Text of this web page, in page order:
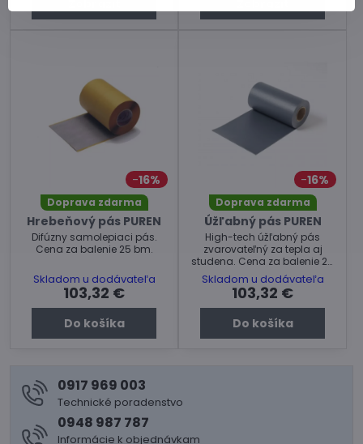
16%
Doprava zdarma
Hrebeňový pás PUREN
Difúzny samolepiaci pás.
Cena za balenie 25 bm.
Skladom u dodávateľa
103,32 €
Do košíka
16%
Doprava zdarma
Úžľabný pás PUREN
High-tech úžľabný pás
zvarovateľný za tepla aj
studena. Cena za balenie 20
bm.
Skladom u dodávateľa
103,32 €
Do košíka
0917 969 003
Technické poradenstvo
0948 987 787
Informácie k objednávkam